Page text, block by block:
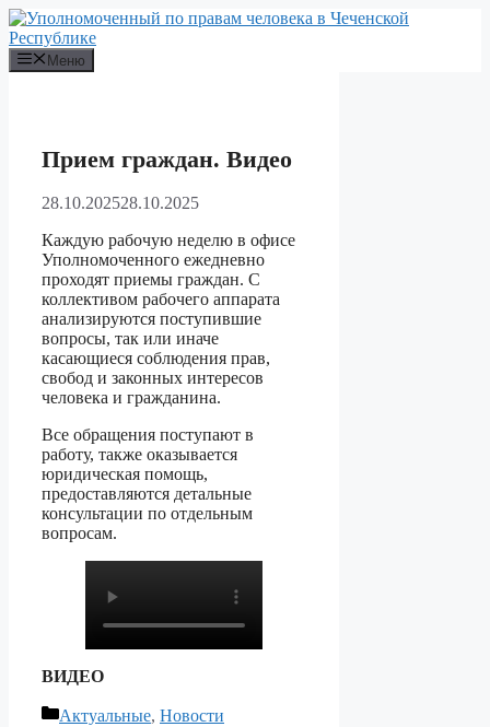
Перейти
к
содержимому
Меню
Прием граждан. Видео
28.10.202528.10.2025
Каждую рабочую неделю в офисе
Уполномоченного ежедневно
проходят приемы граждан. С
коллективом рабочего аппарата
анализируются поступившие
вопросы, так или иначе
касающиеся соблюдения прав,
свобод и законных интересов
человека и гражданина.
Все обращения поступают в
работу, также оказывается
юридическая помощь,
предоставляются детальные
консультации по отдельным
вопросам.
ВИДЕО
Рубрики
Актуальные, Новости